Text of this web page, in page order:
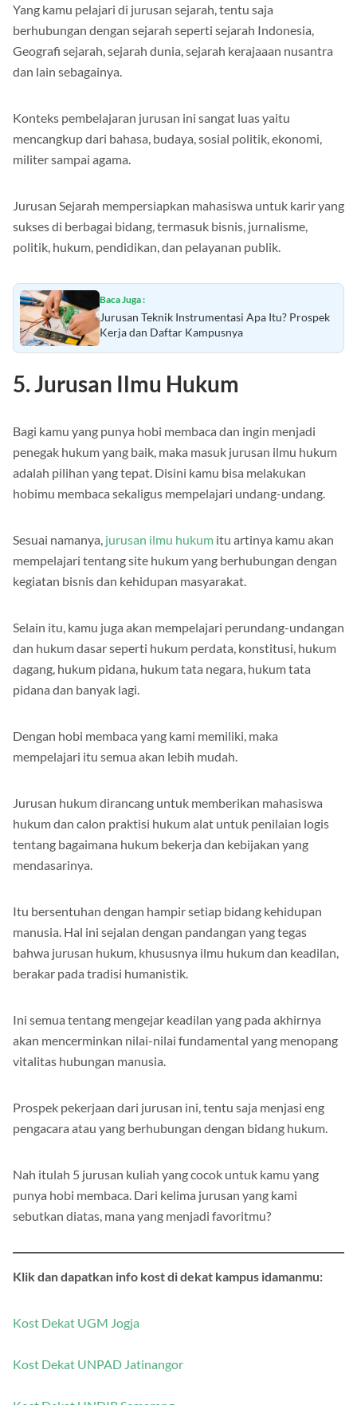
Yang kamu pelajari di jurusan sejarah, tentu saja
berhubungan dengan sejarah seperti sejarah Indonesia,
Geografi sejarah, sejarah dunia, sejarah kerajaaan nusantra
dan lain sebagainya.
Konteks pembelajaran jurusan ini sangat luas yaitu
mencangkup dari bahasa, budaya, sosial politik, ekonomi,
militer sampai agama.
Jurusan Sejarah mempersiapkan mahasiswa untuk karir yang
sukses di berbagai bidang, termasuk bisnis, jurnalisme,
politik, hukum, pendidikan, dan pelayanan publik.
Baca Juga :
Jurusan Teknik Instrumentasi Apa Itu? Prospek
Kerja dan Daftar Kampusnya
5. Jurusan Ilmu Hukum
Bagi kamu yang punya hobi membaca dan ingin menjadi
penegak hukum yang baik, maka masuk jurusan ilmu hukum
adalah pilihan yang tepat. Disini kamu bisa melakukan
hobimu membaca sekaligus mempelajari undang-undang.
Sesuai namanya, jurusan ilmu hukum itu artinya kamu akan
mempelajari tentang site hukum yang berhubungan dengan
kegiatan bisnis dan kehidupan masyarakat.
Selain itu, kamu juga akan mempelajari perundang-undangan
dan hukum dasar seperti hukum perdata, konstitusi, hukum
dagang, hukum pidana, hukum tata negara, hukum tata
pidana dan banyak lagi.
Dengan hobi membaca yang kami memiliki, maka
mempelajari itu semua akan lebih mudah.
Jurusan hukum dirancang untuk memberikan mahasiswa
hukum dan calon praktisi hukum alat untuk penilaian logis
tentang bagaimana hukum bekerja dan kebijakan yang
mendasarinya.
Itu bersentuhan dengan hampir setiap bidang kehidupan
manusia. Hal ini sejalan dengan pandangan yang tegas
bahwa jurusan hukum, khususnya ilmu hukum dan keadilan,
berakar pada tradisi humanistik.
Ini semua tentang mengejar keadilan yang pada akhirnya
akan mencerminkan nilai-nilai fundamental yang menopang
vitalitas hubungan manusia.
Prospek pekerjaan dari jurusan ini, tentu saja menjasi eng
pengacara atau yang berhubungan dengan bidang hukum.
Nah itulah 5 jurusan kuliah yang cocok untuk kamu yang
punya hobi membaca. Dari kelima jurusan yang kami
sebutkan diatas, mana yang menjadi favoritmu?
Klik dan dapatkan info kost di dekat kampus idamanmu:
Kost Dekat UGM Jogja
Kost Dekat UNPAD Jatinangor